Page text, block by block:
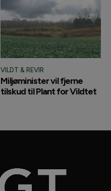
VILDT & REVIR
Miljøminister vil fjerne
tilskud til Plant for Vildtet